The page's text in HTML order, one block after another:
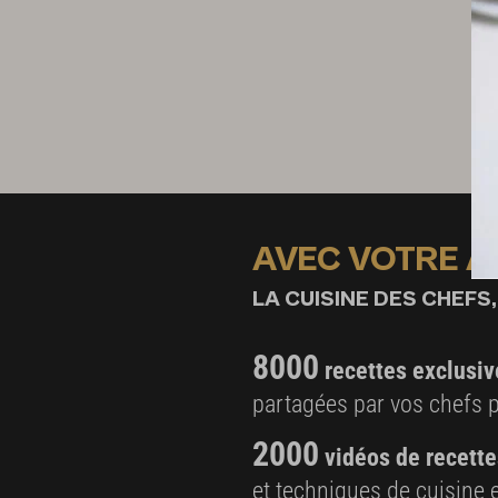
AVEC VOTRE
LA CUISINE DES
8000 recettes
partagées par vos chefs
2000 vidéos de
et techniques de cuisine